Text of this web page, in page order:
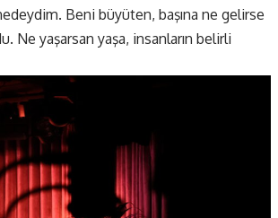
Beni büyüten, başına ne gelirse
yaşarsan yaşa, insanların belirli